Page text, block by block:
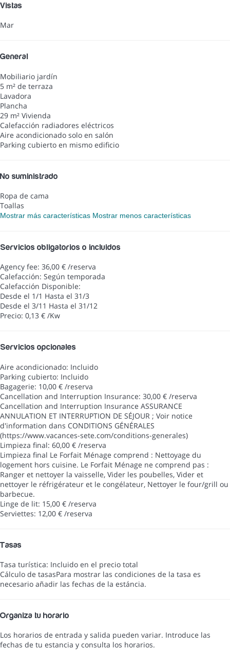
Vistas
Mar
General
Mobiliario jardín
5 m² de terraza
Lavadora
Plancha
29 m² Vivienda
Calefacción radiadores eléctricos
Aire acondicionado solo en salón
Parking cubierto en mismo edificio
No suministrado
Ropa de cama
Toallas
Mostrar más características Mostrar menos características
Servicios obligatorios o incluidos
Agency fee: 36,00 € /reserva
Calefacción: Según temporada
Calefacción Disponible:
Desde el 1/1 Hasta el 31/3
Desde el 3/11 Hasta el 31/12
Precio: 0,13 € /Kw
Servicios opcionales
Aire acondicionado: Incluido
Parking cubierto: Incluido
Bagagerie: 10,00 € /reserva
Cancellation and Interruption Insurance: 30,00 € /reserva
Cancellation and Interruption Insurance ASSURANCE
ANNULATION ET INTERRUPTION DE SÉJOUR ; Voir notice
d'information dans CONDITIONS GÉNÉRALES
(https://www.vacances-sete.com/conditions-generales)
Limpieza final: 60,00 € /reserva
Limpieza final Le Forfait Ménage comprend : Nettoyage du
logement hors cuisine. Le Forfait Ménage ne comprend pas :
Ranger et nettoyer la vaisselle, Vider les poubelles, Vider et
nettoyer le réfrigérateur et le congélateur, Nettoyer le four/grill ou
barbecue.
Linge de lit: 15,00 € /reserva
Serviettes: 12,00 € /reserva
Tasas
Tasa turística: Incluido en el precio total
Cálculo de tasasPara mostrar las condiciones de la tasa es
necesario añadir las fechas de la estáncia.
Organiza tu horario
Los horarios de entrada y salida pueden variar. Introduce las
fechas de tu estancia y consulta los horarios.